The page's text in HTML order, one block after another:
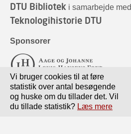
DTU Bibliotek i samarbejde med
Teknologihistorie DTU
Sponsorer
Vi bruger cookies til at føre
statistik over antal besøgende
og huske om du tillader det. Vil
du tillade statistik? Læs mere